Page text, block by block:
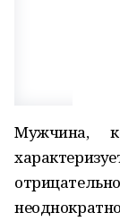
Мужчина,